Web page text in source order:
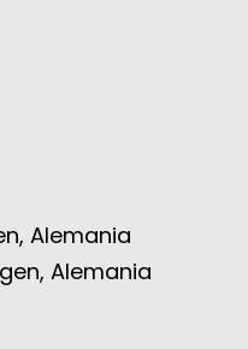
Alemania
Alemania